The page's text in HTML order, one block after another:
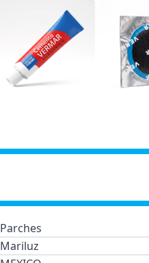
Parches
Mariluz